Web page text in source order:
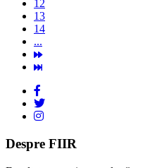
12
13
14
...
Despre FIIR